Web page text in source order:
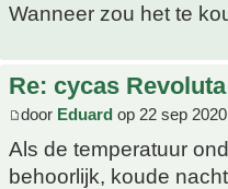
Wanneer zou het te
Re: cycas Revoluta
door Eduard op 22 sep
Als de temperatuur
behoorlijk, koude